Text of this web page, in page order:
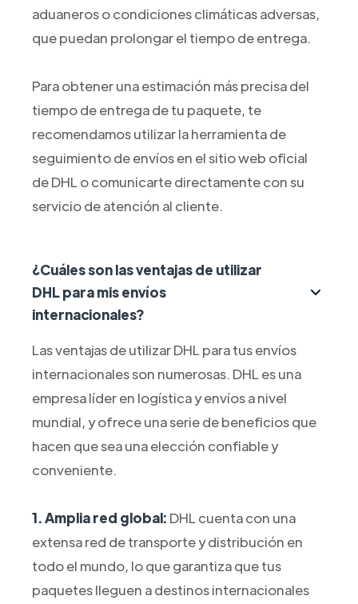
aduaneros o condiciones climáticas adversas,
que puedan prolongar el tiempo de entrega.
Para obtener una estimación más precisa del
tiempo de entrega de tu paquete, te
recomendamos utilizar la herramienta de
seguimiento de envíos en el sitio web oficial
de DHL o comunicarte directamente con su
servicio de atención al cliente.
¿Cuáles son las ventajas de utilizar
DHL para mis envíos
internacionales?
Las ventajas de utilizar DHL para tus envíos
internacionales son numerosas. DHL es una
empresa líder en logística y envíos a nivel
mundial, y ofrece una serie de beneficios que
hacen que sea una elección confiable y
conveniente.
1. Amplia red global: DHL cuenta con una
extensa red de transporte y distribución en
todo el mundo, lo que garantiza que tus
paquetes lleguen a destinos internacionales